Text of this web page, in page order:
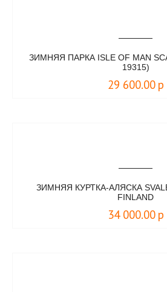
ЗИМНЯЯ ПАРКА ISLE OF MAN
19315)
29 600.00 р
ЗИМНЯЯ КУРТКА-АЛЯСКА
FINLAND
34 000.00 р